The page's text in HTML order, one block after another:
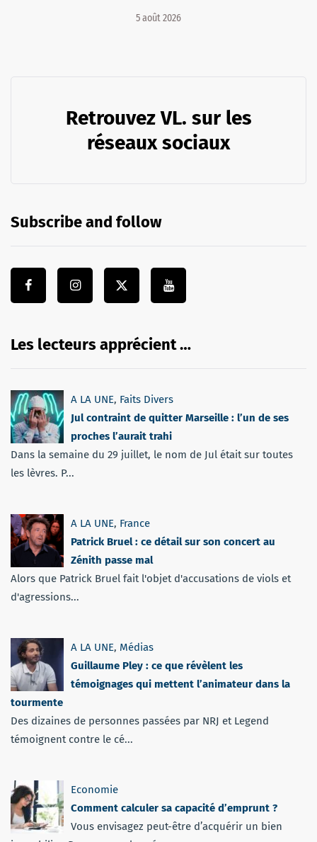
5 août 2026
Retrouvez VL. sur les
réseaux sociaux
Subscribe and follow
Les lecteurs apprécient …
A LA UNE, Faits Divers
Jul contraint de quitter Marseille : l’un de ses
proches l’aurait trahi
Dans la semaine du 29 juillet, le nom de Jul était sur toutes
les lèvres. P...
A LA UNE, France
Patrick Bruel : ce détail sur son concert au
Zénith passe mal
Alors que Patrick Bruel fait l'objet d'accusations de viols et
d'agressions...
A LA UNE, Médias
Guillaume Pley : ce que révèlent les
témoignages qui mettent l’animateur dans la
tourmente
Des dizaines de personnes passées par NRJ et Legend
témoignent contre le cé...
Economie
Comment calculer sa capacité d’emprunt ?
Vous envisagez peut-être d’acquérir un bien